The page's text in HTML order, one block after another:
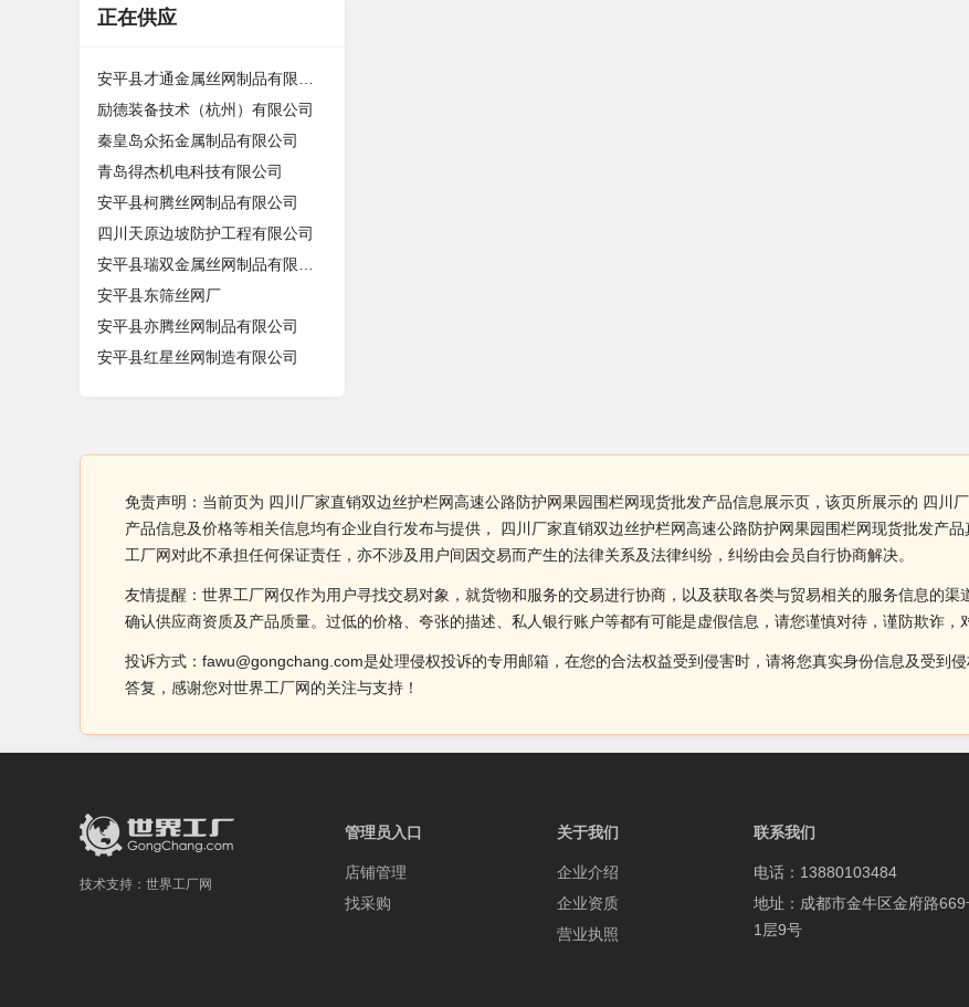
正在供应
励德装备技术（杭州）有限公司
秦皇岛众拓金属制品有限公司
青岛得杰机电科技有限公司
安平县柯腾丝网制品有限公司
四川天原边坡防护工程有限公司
安平县东筛丝网厂
安平县亦腾丝网制品有限公司
安平县红星丝网制造有限公司
免责声明：当前页为 四川厂家直销双边丝护栏网高速公路防护网果园围栏网现货批发产品信息展示页，该页所展示的 四川
产品信息及价格等相关信息均有企业自行发布与提供， 四川厂家直销双边丝护栏网高速公路防护网果园围栏网现货批发产
工厂网对此不承担任何保证责任，亦不涉及用户间因交易而产生的法律关系及法律纠纷，纠纷由会员自行协商解决。
友情提醒：世界工厂网仅作为用户寻找交易对象，就货物和服务的交易进行协商，以及获取各类与贸易相关的服务信息的
确认供应商资质及产品质量。过低的价格、夸张的描述、私人银行账户等都有可能是虚假信息，请您谨慎对待，谨防欺诈，
投诉方式：fawu@gongchang.com是处理侵权投诉的专用邮箱，在您的合法权益受到侵害时，请将您真实身份信息及受到
答复，感谢您对世界工厂网的关注与支持！
技术支持： 世界工厂网
管理员入口
店铺管理
找采购
关于我们
企业介绍
企业资质
营业执照
联系我们
电话：13880103484
地址：成都市金牛区金府路669
1层9号